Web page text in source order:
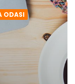
ODASI